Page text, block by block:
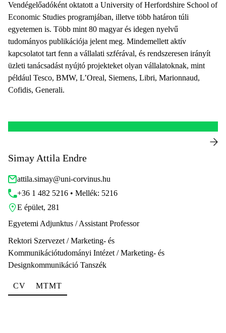
Vendégelőadóként oktatott a University of Herfordshire School of
Economic Studies programjában, illetve több határon túli
egyetemen is. Több mint 80 magyar és idegen nyelvű
tudományos publikációja jelent meg. Mindemellett aktív
kapcsolatot tart fenn a vállalati szférával, és rendszeresen irányít
üzleti tanácsadást nyújtó projekteket olyan vállalatoknak, mint
például Tesco, BMW, L’Oreal, Siemens, Libri, Marionnaud,
Cofidis, Generali.
Simay Attila Endre
attila.simay@uni-corvinus.hu
+36 1 482 5216 • Mellék: 5216
E épület, 281
Egyetemi Adjunktus / Assistant Professor
Rektori Szervezet / Marketing- és
Kommunikációtudományi Intézet / Marketing- és
Designkommunikáció Tanszék
CV MTMT